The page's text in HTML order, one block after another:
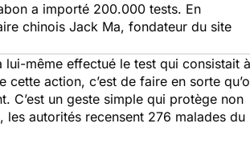
a importé 200.000 tests. En
chinois Jack Ma, fondateur du site
même effectué le test qui consistait à
cette action, c’est de faire en sorte
C’est un geste simple qui protège non
les autorités recensent 276 malades du